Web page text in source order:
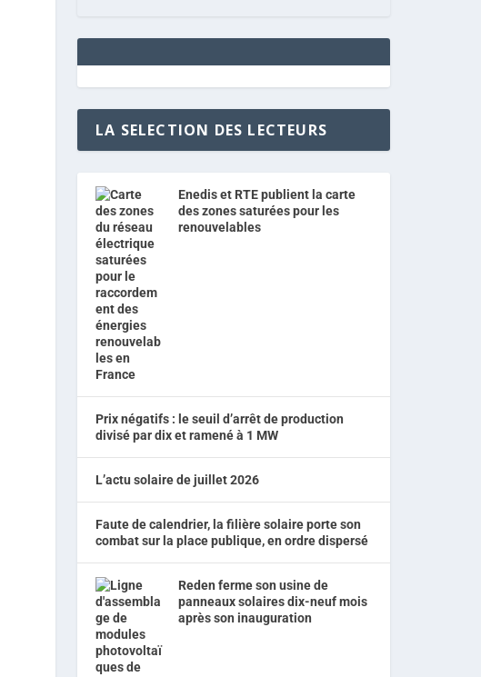
LA SELECTION DES LECTEURS
Enedis et RTE publient la carte
des zones saturées pour les
renouvelables
Prix négatifs : le seuil d’arrêt de production
divisé par dix et ramené à 1 MW
L’actu solaire de juillet 2026
Faute de calendrier, la filière solaire porte son
combat sur la place publique, en ordre dispersé
Reden ferme son usine de
panneaux solaires dix-neuf mois
après son inauguration